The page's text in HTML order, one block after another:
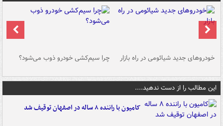
خودروهای جدید شیائومی در راه بازار چرا سیم‌کشی خودرو ذوب می‌شود؟
این مطالب را از دست ندهید....
کامیون با راننده ۸ ساله در اصفهان توقیف شد